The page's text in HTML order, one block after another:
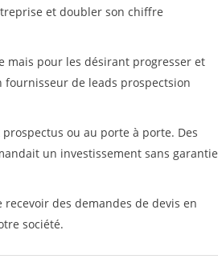
et doubler son chiffre
mais pour les désirant progresser et
de leads prospectsion
ou au porte à porte. Des
un investissement sans garantie
des demandes de devis en
société.